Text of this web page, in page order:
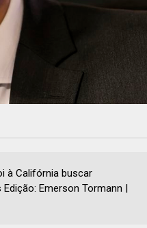
à Califórnia buscar
Emerson Tormann |